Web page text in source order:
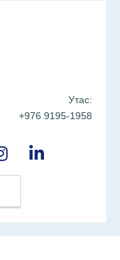
Утас:
+976 9195-1958